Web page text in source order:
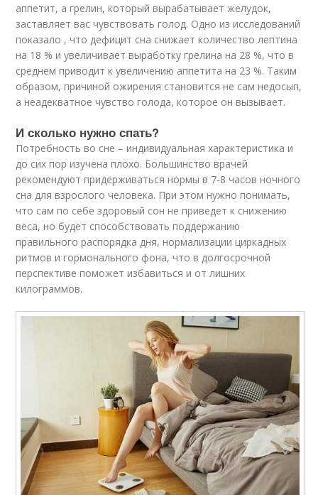
аппетит, а грелин, который вырабатывает желудок,
заставляет вас чувствовать голод. Одно из исследований
показало , что дефицит сна снижает количество лептина
на 18 % и увеличивает выработку грелина на 28 %, что в
среднем приводит к увеличению аппетита на 23 %. Таким
образом, причиной ожирения становится не сам недосып,
а неадекватное чувство голода, которое он вызывает.
И сколько нужно спать?
Потребность во сне – индивидуальная характеристика и
до сих пор изучена плохо. Большинство врачей
рекомендуют придерживаться нормы в 7-8 часов ночного
сна для взрослого человека. При этом нужно понимать,
что сам по себе здоровый сон не приведет к снижению
веса, но будет способствовать поддержанию
правильного распорядка дня, нормализации циркадных
ритмов и гормонального фона, что в долгосрочной
перспективе поможет избавиться и от лишних
килограммов.